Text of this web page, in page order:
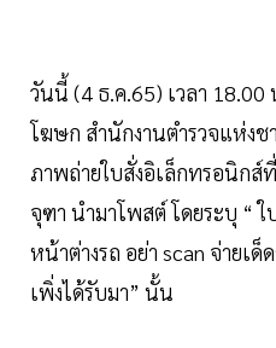
วันนี้ (4 ธ.ค.65) เวลา
โฆษก สำนักงานตำรวจแห่งช
ภาพถ่ายใบสั่งอิเล็กทรอนิก
จุฑา นำมาโพสต์ โดยระบุ “
หน้าต่างรถ อย่า scan จ่ายเ
เพิ่งได้รับมา” นั้น